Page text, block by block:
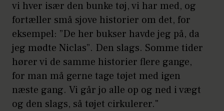
vi hver især den bunke tøj, vi har med, og
fortæller små sjove historier om det, for
eksempel: ”De her bukser havde jeg på, da
jeg mødte Niclas”. Den slags. Somme tider
hører vi de samme historier flere gange,
for man må gerne tage tøjet med igen
næste gang. Vi går jo alle op og ned i vægt
og den slags, så tøjet cirkulerer."